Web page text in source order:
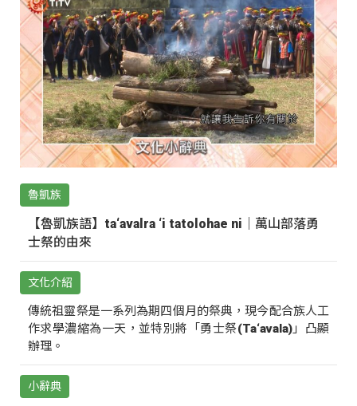
魯凱族
【魯凱族語】ta‘avalra ‘i tatolohae ni｜萬山部落勇
士祭的由來
文化介紹
傳統祖靈祭是一系列為期四個月的祭典，現今配合族人工
作求學濃縮為一天，並特別將「勇士祭(Ta‘avala)」凸顯
辦理。
小辭典